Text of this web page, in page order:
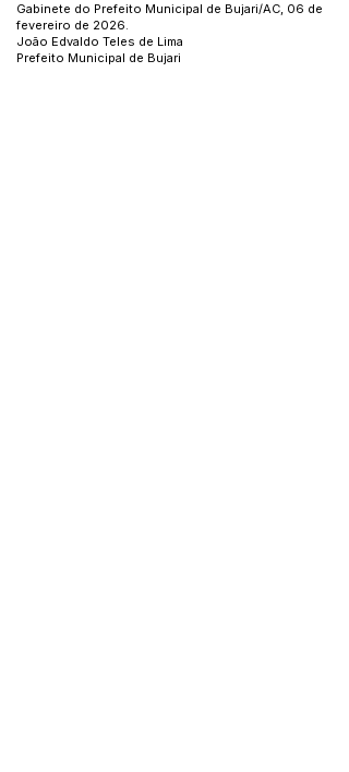
Gabinete do Prefeito Municipal de Bujari/AC, 06 de
fevereiro de 2026.
João Edvaldo Teles de Lima
Prefeito Municipal de Bujari